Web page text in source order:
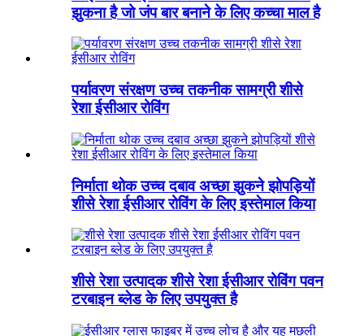
झुकना है जो जंप बार बनाने के लिए कच्चा माल है
पर्यावरण संरक्षण उच्च तकनीक सामग्री शीसे
रेशा ईसीआर रोविंग
निर्माता थोक उच्च दबाव अच्छा झुकने झोपड़ियों
शीसे रेशा ईसीआर रोविंग के लिए इस्तेमाल किया
शीसे रेशा उत्पादक शीसे रेशा ईसीआर रोविंग पवन
टरबाइन ब्लेड के लिए उपयुक्त है